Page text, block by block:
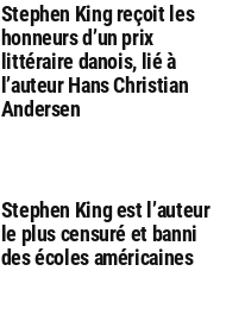
Stephen King reçoit les
honneurs d’un prix
littéraire danois, lié à
l’auteur Hans Christian
Andersen
Stephen King est l’auteur
le plus censuré et banni
des écoles américaines